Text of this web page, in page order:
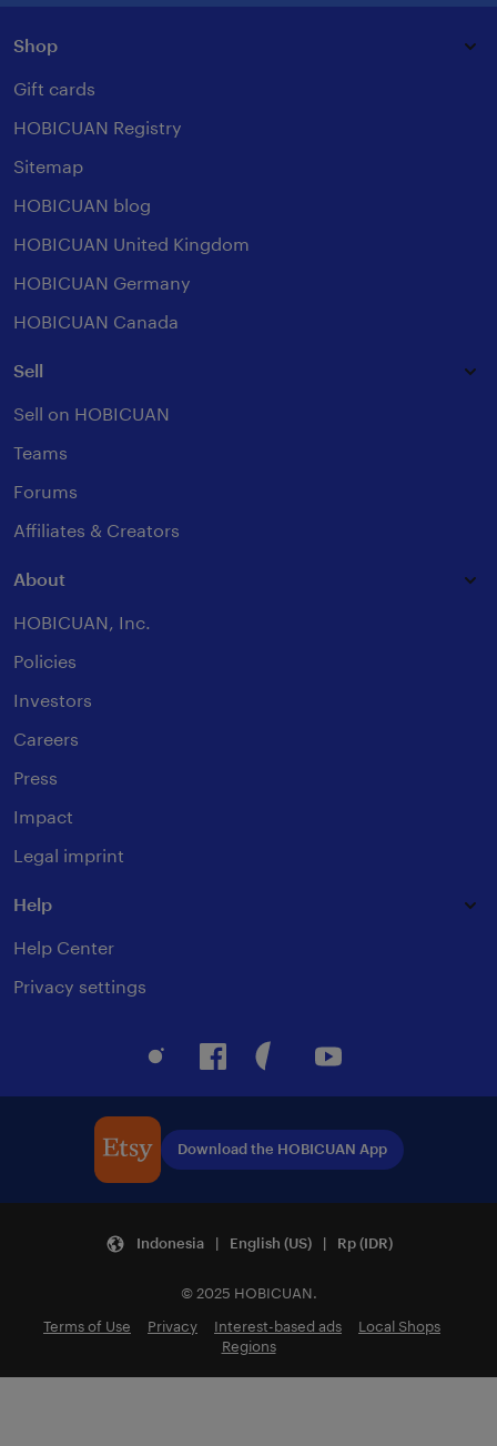
Shop
Gift cards
HOBICUAN Registry
Sitemap
HOBICUAN blog
HOBICUAN United Kingdom
HOBICUAN Germany
HOBICUAN Canada
Sell
Sell on HOBICUAN
Teams
Forums
Affiliates & Creators
About
HOBICUAN, Inc.
Policies
Investors
Careers
Press
Impact
Legal imprint
Help
Help Center
Privacy settings
InstagramFacebookPinterest
Download the HOBICUAN App
Indonesia | English (US) | Rp (IDR)
© 2025 HOBICUAN.
Terms of Use
Privacy Interest-based ads
Local Shops
Regions